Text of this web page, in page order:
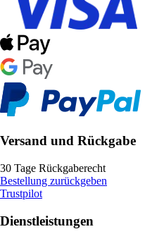
Versand und Rückgabe
30 Tage Rückgaberecht
Bestellung zurückgeben
Trustpilot
Dienstleistungen